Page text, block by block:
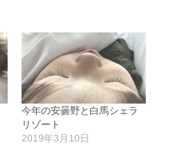
今年の安曇野と白馬シェラ
リゾート
2019年3月10日